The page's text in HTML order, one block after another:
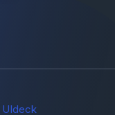
UIdeck